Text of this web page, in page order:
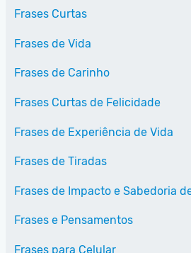
Frases Curtas
Frases de Vida
Frases de Carinho
Frases Curtas de Felicidade
Frases de Experiência de Vida
Frases de Tiradas
Frases de Impacto e Sabedoria
Frases e Pensamentos
Frases para Celular